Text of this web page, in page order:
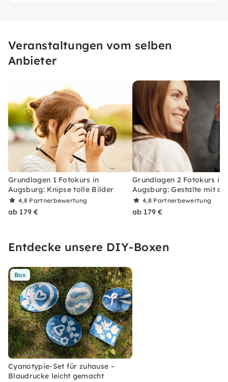
Veranstaltungen vom selben
Anbieter
Grundlagen 1 Fotokurs in
Augsburg: Knipse tolle Bilder
4,8 Partnerbewertung
ab 179 €
Grundlagen 2 Fotokurs in
Augsburg: Gestalte mit
4,8 Partnerbewertung
ab 179 €
Entdecke unsere DIY-Boxen
Box
Cyanotypie-Set für zuhause –
Blaudrucke leicht gemacht